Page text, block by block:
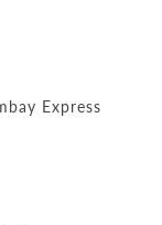
Express